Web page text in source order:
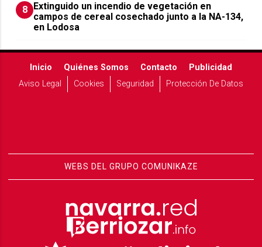
8
Extinguido un incendio de vegetación en
campos de cereal cosechado junto a la NA-134,
en Lodosa
Inicio Quiénes Somos Contacto
Publicidad
Aviso Legal
Cookies Seguridad Protección De Datos
WEBS DEL GRUPO COMUNIKAZE